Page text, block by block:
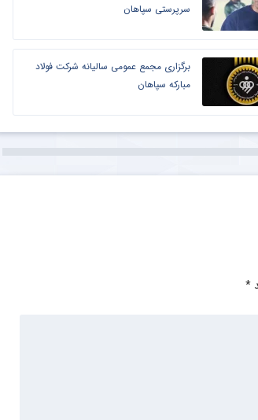
سرپرستی سپاهان
برگزاری مجمع عمومی سالیانه شرکت فولاد
مبارکه سپاهان
*